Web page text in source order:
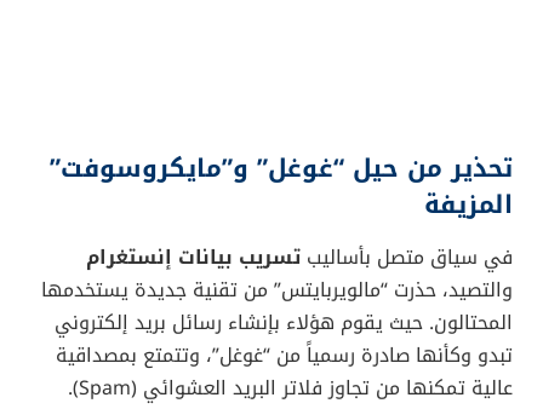
تحذير من حيل “غوغل” و”مايكروسوفت”
المزيفة
في سياق متصل بأساليب تسريب بيانات إنستغرام
والتصيد، حذرت “مالويربايتس” من تقنية جديدة يستخدمها
المحتالون. حيث يقوم هؤلاء بإنشاء رسائل بريد إلكتروني
تبدو وكأنها صادرة رسمياً من “غوغل”، وتتمتع بمصداقية
عالية تمكنها من تجاوز فلاتر البريد العشوائي (Spam).